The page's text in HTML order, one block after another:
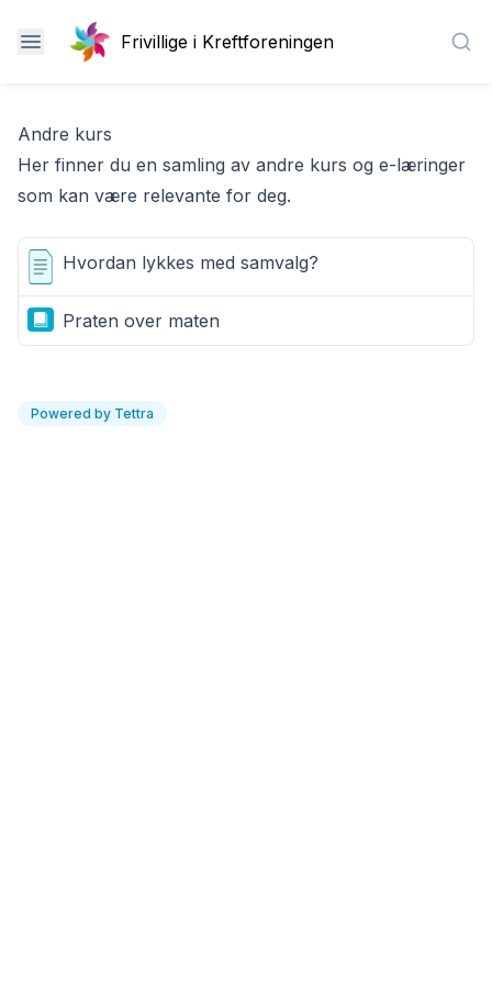
Frivillige i Kreftforeningen
Andre kurs
Her finner du en samling av andre kurs og e-læringer
som kan være relevante for deg.
Hvordan lykkes med samvalg?
Praten over maten
Powered by Tettra